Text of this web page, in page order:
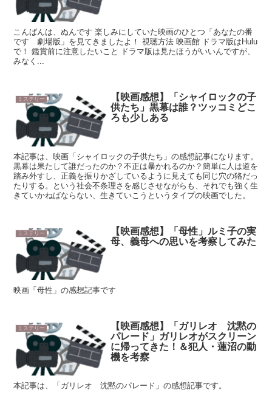
こんばんは、ぬんです 楽しみにしていた映画のひとつ「あなたの番
です 劇場版」を見てきましたよ！ 視聴方法 映画館 ドラマ版はHulu
で！ 鑑賞前に注意したいこと ドラマ版は見たほうがいいんですが、
みなく...
ミステリー
【映画感想】「シャイロックの子
供たち」黒幕は誰？ツッコミどこ
ろも少しある
本記事は、映画「シャイロックの子供たち」の感想記事になります。
黒幕は果たして誰だったのか？不正は暴かれるのか？簡単に人は道を
踏み外すし、正義を振りかざしているように見えても同じ穴の狢だっ
たりする。という社会不条理さを感じさせながらも、それでも強く生
きていかねばならない、生きていこうというタイプの映画でした。
ミステリー
【映画感想】「母性」ルミ子の実
母、義母への思いを考察してみた
映画「母性」の感想記事です
ミステリー
【映画感想】「ガリレオ 沈黙の
パレード」ガリレオがスクリーン
に帰ってきた！＆犯人・蓮沼の動
機を考察
本記事は、「ガリレオ 沈黙のパレード」の感想記事です。